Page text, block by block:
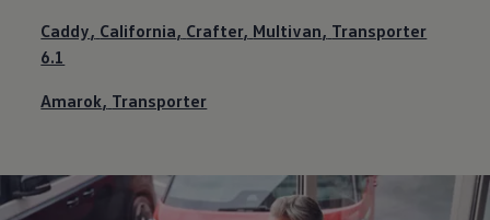
Caddy, California, Crafter, Multivan, Transporter
6.1
Amarok, Transporter